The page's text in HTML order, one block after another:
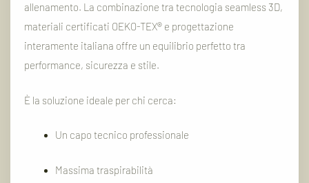
allenamento. La combinazione tra tecnologia seamless 3D,
materiali certificati OEKO-TEX® e progettazione
interamente italiana offre un equilibrio perfetto tra
performance, sicurezza e stile.
È la soluzione ideale per chi cerca:
Un capo tecnico professionale
Massima traspirabilità